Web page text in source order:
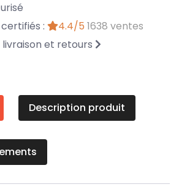
:
4.4/5 1638 ventes
et retours
Description produit